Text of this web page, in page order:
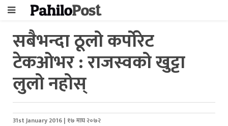
सबैभन्दा ठूलो कर्पोरेट
टेकओभर : राजस्वको खुट्टा
लुलो नहोस्
31st January 2016 | १७ माघ २०७२